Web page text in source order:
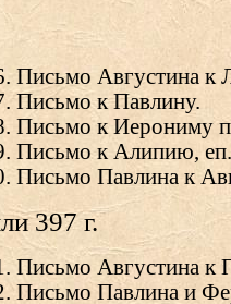
Письмо Августина к
Письмо к Павлину.
Письмо к Иерониму
Письмо к Алипию, еп.
Письмо Павлина к
397 г.
Письмо Августина к
Письмо Павлина и